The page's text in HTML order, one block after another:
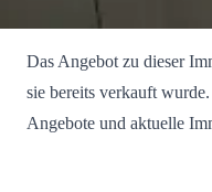
Das Angebot zu dieser
sie bereits verkauft
Angebote und aktuelle